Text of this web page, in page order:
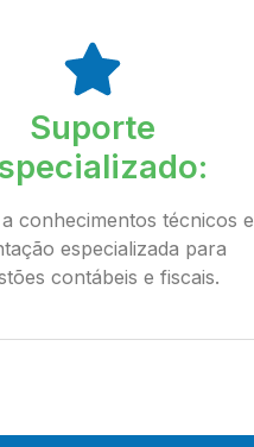
Suporte
conhecimentos técnicos e
especializada para
contábeis e fiscais.